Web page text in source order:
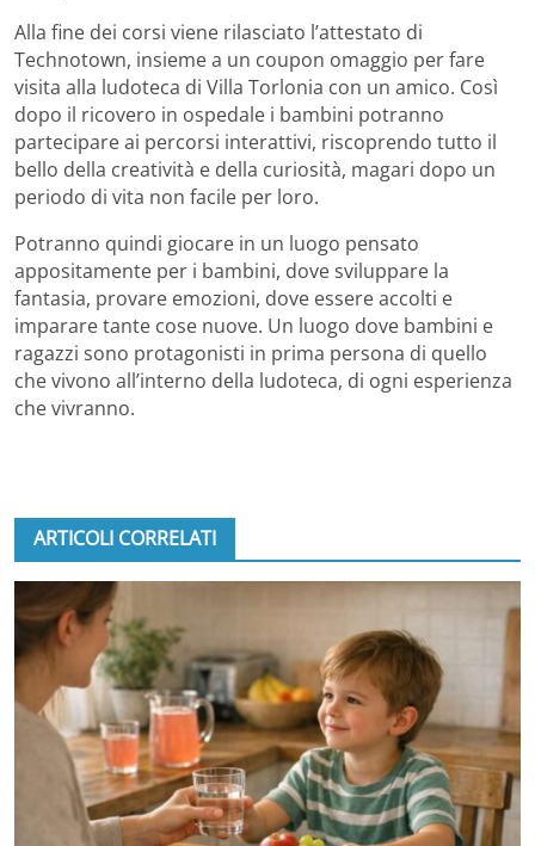
Alla fine dei corsi viene rilasciato l’attestato di
Technotown, insieme a un coupon omaggio per fare
visita alla ludoteca di Villa Torlonia con un amico. Così
dopo il ricovero in ospedale i bambini potranno
partecipare ai percorsi interattivi, riscoprendo tutto il
bello della creatività e della curiosità, magari dopo un
periodo di vita non facile per loro.
Potranno quindi giocare in un luogo pensato
appositamente per i bambini, dove sviluppare la
fantasia, provare emozioni, dove essere accolti e
imparare tante cose nuove. Un luogo dove bambini e
ragazzi sono protagonisti in prima persona di quello
che vivono all’interno della ludoteca, di ogni esperienza
che vivranno.
ARTICOLI CORRELATI